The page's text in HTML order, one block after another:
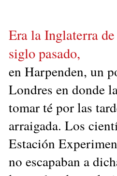
Era la Inglaterra
siglo pasado,
en Harpenden, un
Londres en donde
tomar té por las
arraigada. Los
Estación
no escapaban a